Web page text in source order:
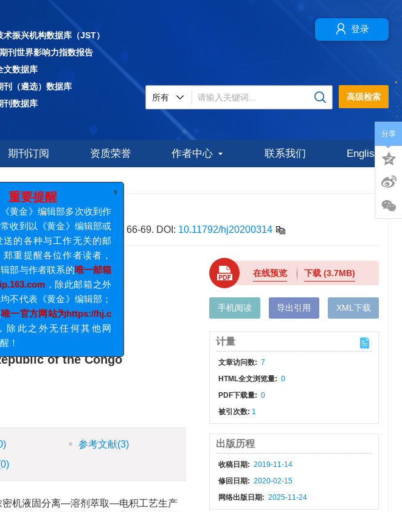
术振兴机构数据库（JST）
刊世界影响力指数报告
文数据库
刊（遴选）数据库
刊数据库
摘社（CAS）数据库
学术数据库
术振兴机构数据库（JST）
刊世界影响力指数报告
文数据库
（遴选）数据库
刊数据库
刊综合评价数据库
登录
高级检索
期刊订阅 资质荣誉 作者中心 联系我们 English
hj20200314
Congo[J].Gold, 2020, 41(3): 66-69. DOI: 10.11792/hj20200314
of the Congo
参考文献(3)
密机液固分离—溶剂萃取—电积工艺生产
在线预览 下载(3.7MB)
手机阅读 导出引用 XML下载
计量
文章访问数: 7
HTML全文浏览量: 0
PDF下载量: 0
被引次数: 1
出版历程
收稿日期: 2019-11-14
修回日期: 2020-02-15
网络出版日期: 2025-11-24
分享
重要提醒
金》编辑部多次收到作
到以《黄金》编辑部或
各种与工作无关的邮
提醒各位作者读者，
与作者联系的唯一邮箱
，除此邮箱之外
代表《黄金》编辑部；
官方网站为https://hj.c
此之外无任何其他网